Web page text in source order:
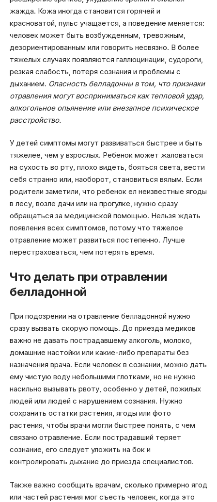
жажда. Кожа иногда становится горячей и
красноватой, пульс учащается, а поведение меняется:
человек может быть возбужденным, тревожным,
дезориентированным или говорить несвязно. В более
тяжелых случаях появляются галлюцинации, судороги,
резкая слабость, потеря сознания и проблемы с
дыханием. Опасность белладонны в том, что признаки
отравления могут восприниматься как тепловой удар,
алкогольное опьянение или внезапное психическое
расстройство.
У детей симптомы могут развиваться быстрее и быть
тяжелее, чем у взрослых. Ребенок может жаловаться
на сухость во рту, плохо видеть, бояться света, вести
себя странно или, наоборот, становиться вялым. Если
родители заметили, что ребенок ел неизвестные ягоды
в лесу, возле дачи или на прогулке, нужно сразу
обращаться за медицинской помощью. Нельзя ждать
появления всех симптомов, потому что тяжелое
отравление может развиться постепенно. Лучше
перестраховаться, чем потерять время.
Что делать при отравлении
белладонной
При подозрении на отравление белладонной нужно
сразу вызвать скорую помощь. До приезда медиков
важно не давать пострадавшему алкоголь, молоко,
домашние настойки или какие-либо препараты без
назначения врача. Если человек в сознании, можно дать
ему чистую воду небольшими глотками, но не нужно
насильно вызывать рвоту, особенно у детей, пожилых
людей или людей с нарушением сознания. Нужно
сохранить остатки растения, ягоды или фото
растения, чтобы врачи могли быстрее понять, с чем
связано отравление. Если пострадавший теряет
сознание, его следует уложить на бок и
контролировать дыхание до приезда специалистов.
Также важно сообщить врачам, сколько примерно ягод
или частей растения мог съесть человек, когда это